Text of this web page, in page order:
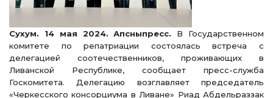
Сухум. 14 мая 2024. Апсныпресс. В Государственном
комитете по репатриации состоялась встреча с
делегацией соотечественников, проживающих в
Ливанской Республике, сообщает пресс-служба
Госкомитета. Делегацию возглавляет председатель
«Черкесского консорциума в Ливане» Риад Абдельраззак